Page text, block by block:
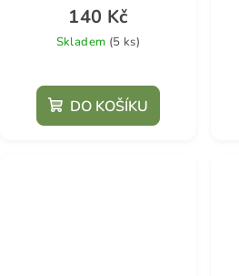
140 Kč
Skladem (5 ks)
DO KOŠÍKU